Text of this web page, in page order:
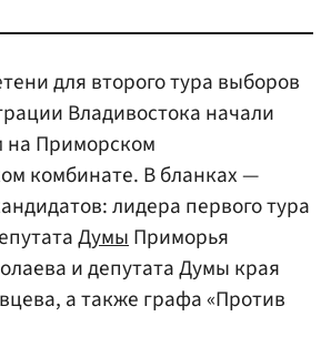
для второго тура выборов
Владивостока начали
на Приморском
комбинате. В бланках —
лидера первого тура
Думы Приморья
и депутата Думы края
а также графа «Против